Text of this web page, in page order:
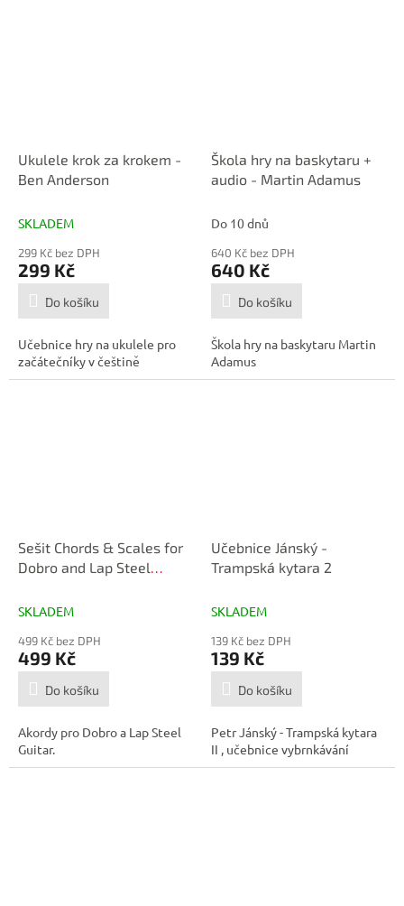
Ukulele krok za krokem -
Ben Anderson
SKLADEM
299 Kč bez DPH
299 Kč
Do košíku
Učebnice hry na ukulele pro
začátečníky v češtině
Škola hry na baskytaru +
audio - Martin Adamus
Do 10 dnů
640 Kč bez DPH
640 Kč
Do košíku
Škola hry na baskytaru Martin
Adamus
Sešit Chords & Scales for
Dobro and Lap Steel
SKLADEM
499 Kč bez DPH
499 Kč
Do košíku
Akordy pro Dobro a Lap Steel
Guitar.
Učebnice Jánský -
Trampská kytara 2
SKLADEM
139 Kč bez DPH
139 Kč
Do košíku
Petr Jánský - Trampská kytara
II , učebnice vybrnkávání